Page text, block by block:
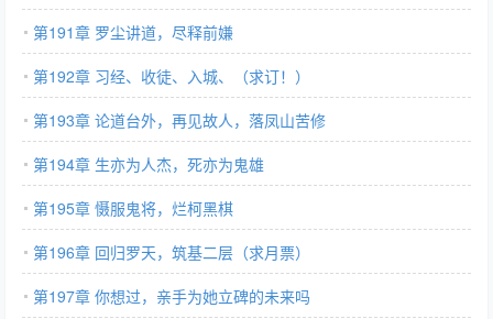
第191章 罗尘讲道，尽释前嫌
第192章 习经、收徒、入城、（求订！）
第193章 论道台外，再见故人，落凤山苦修
第194章 生亦为人杰，死亦为鬼雄
第195章 慑服鬼将，烂柯黑棋
第196章 回归罗天，筑基二层（求月票）
第197章 你想过，亲手为她立碑的未来吗